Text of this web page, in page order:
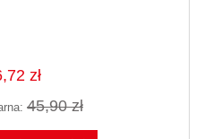
zł
45,90 zł